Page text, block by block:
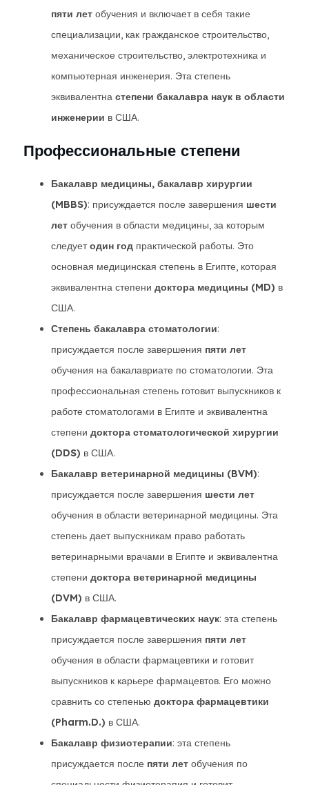
пяти лет обучения и включает в себя такие
специализации, как гражданское строительство,
механическое строительство, электротехника и
компьютерная инженерия. Эта степень
эквивалентна степени бакалавра наук в области
инженерии в США.
Профессиональные степени
Бакалавр медицины, бакалавр хирургии
(MBBS): присуждается после завершения шести
лет обучения в области медицины, за которым
следуетодин год практической работы. Это
основная медицинская степень в Египте, которая
эквивалентна степени доктора медицины (MD) в
США.
Степень бакалавра стоматологии:
присуждается после завершения пяти лет
обучения на бакалавриате по стоматологии. Эта
профессиональная степень готовит выпускников к
работе стоматологами в Египте и эквивалентна
степени доктора стоматологической хирургии
(DDS) в США.
Бакалавр ветеринарной медицины (BVM):
присуждается после завершения шести лет
обучения в области ветеринарной медицины. Эта
степень дает выпускникам право работать
ветеринарными врачами в Египте и эквивалентна
степени доктора ветеринарной медицины
(DVM) в США.
Бакалавр фармацевтических наук: эта степень
присуждается после завершения пяти лет
обучения в области фармацевтики и готовит
выпускников к карьере фармацевтов. Его можно
сравнить со степенью доктора фармацевтики
(Pharm.D.) в США.
Бакалавр физиотерапии: эта степень
присуждается после пяти лет обучения по